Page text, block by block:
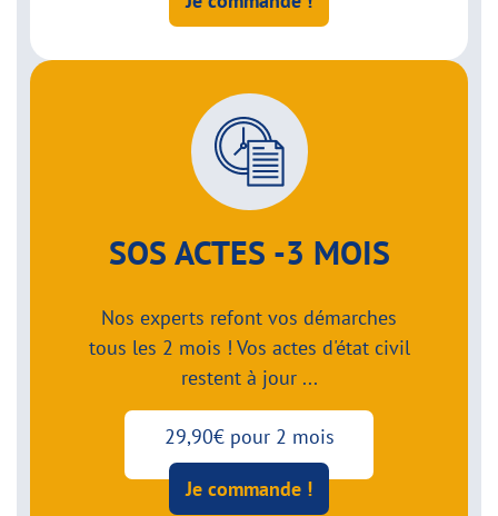
SOS ACTES -3 MOIS
Nos experts refont vos démarches
tous les 2 mois ! Vos actes d'état civil
restent à jour ...
29,90€ pour 2 mois
Je commande !